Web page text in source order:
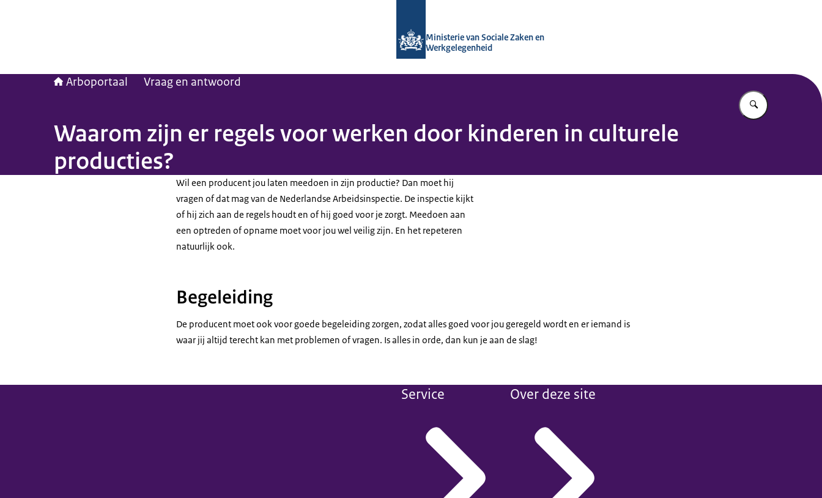
Ministerie van Sociale Zaken en
Werkgelegenheid
Arboportaal Vraag en antwoord
Vul in wat u
Waarom zijn er regels voor werken door kinderen in culturele
producties?
Wil een producent jou laten meedoen in zijn productie? Dan moet hij
vragen of dat mag van de Nederlandse Arbeidsinspectie. De inspectie kijkt
of hij zich aan de regels houdt en of hij goed voor je zorgt. Meedoen aan
een optreden of opname moet voor jou wel veilig zijn. En het repeteren
natuurlijk ook.
Begeleiding
De producent moet ook voor goede begeleiding zorgen, zodat alles goed voor jou geregeld wordt en er iemand is
waar jij altijd terecht kan met problemen of vragen. Is alles in orde, dan kun je aan de slag!
Service Over deze site